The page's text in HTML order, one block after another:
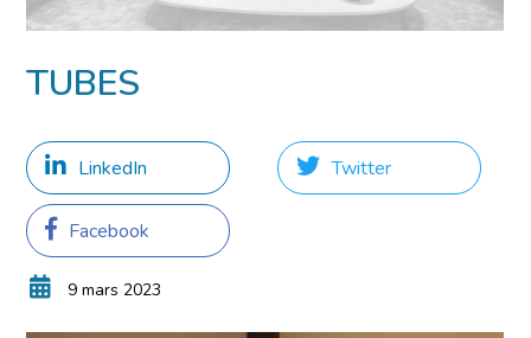
TUBES
LinkedIn Twitter
Facebook
9 mars 2023